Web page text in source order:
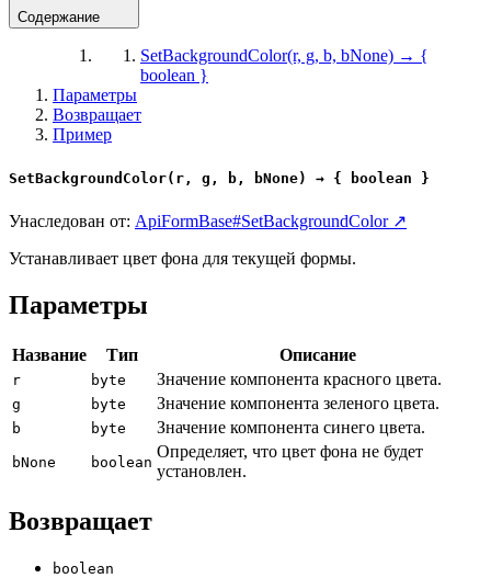
Содержание
SetBackgroundColor(r, g, b, bNone) → {
boolean }
Параметры
Возвращает
Пример
SetBackgroundColor(r, g, b, bNone) → { boolean }
Унаследован от: ApiFormBase#SetBackgroundColor ↗
Устанавливает цвет фона для текущей формы.
Параметры
Название Тип Описание
r byte Значение компонента красного цвета.
g byte Значение компонента зеленого цвета.
b byte Значение компонента синего цвета.
bNone boolean
Определяет, что цвет фона не будет
установлен.
Возвращает
boolean